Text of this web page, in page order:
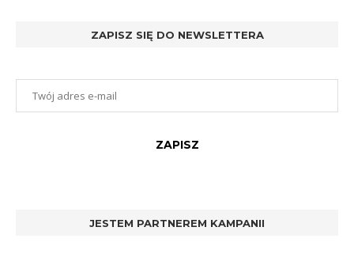
ZAPISZ SIĘ DO NEWSLETTERA
JESTEM PARTNEREM KAMPANII